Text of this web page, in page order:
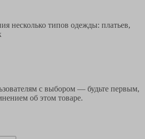
несколько типов одежды: платьев,
с выбором — будьте первым,
об этом товаре.